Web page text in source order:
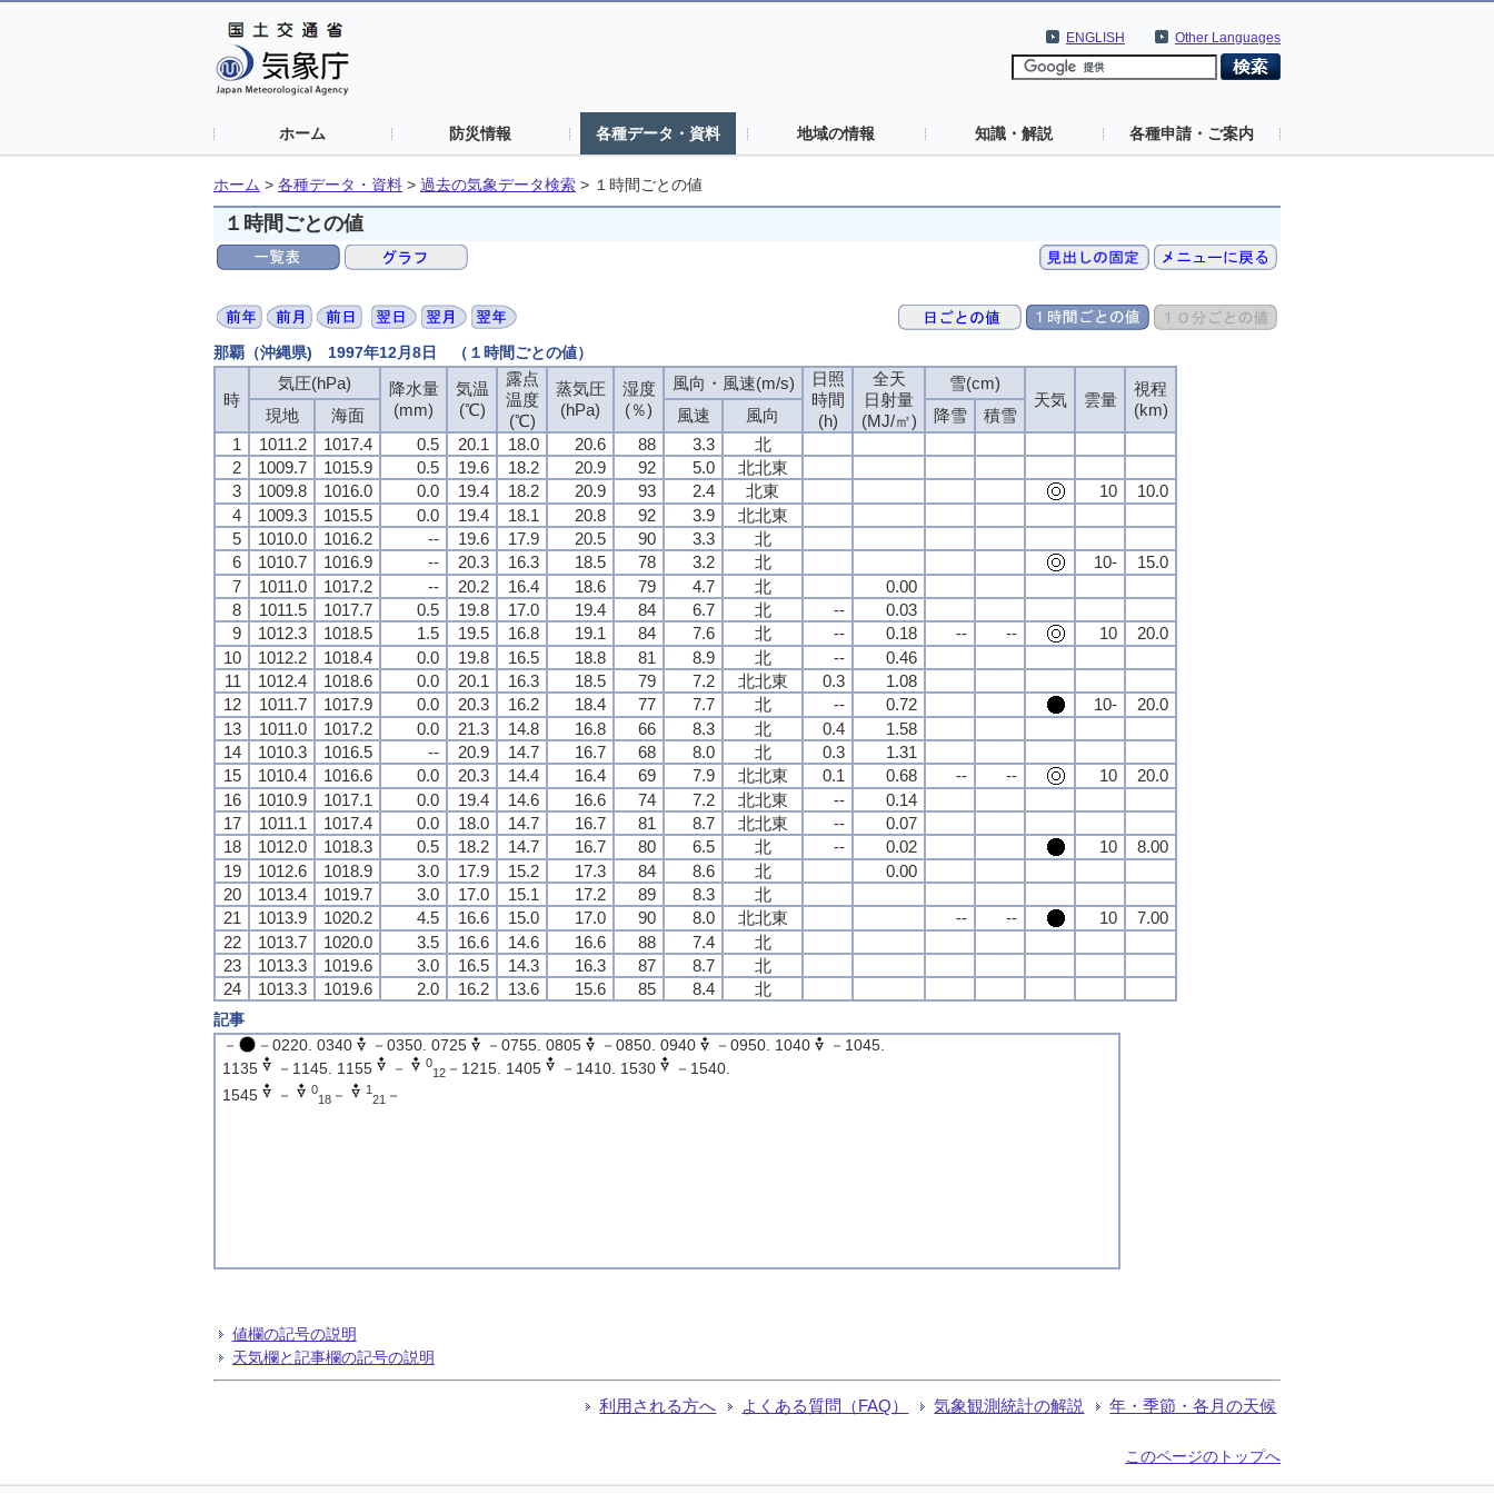
Other Languages
ENGLISH
ホーム 防災情報 各種データ・資料 地域の情報 知識・解説 各種申請・ご案内
ホーム > 各種データ・資料 > 過去の気象データ検索 > １時間ごとの値
１時間ごとの値
那覇（沖縄県) 1997年12月8日 （１時間ごとの値）
時
気圧(hPa)
降水量
(mm)
気温
(℃)
露点
温度
(℃)
蒸気圧
(hPa)
湿度
(％)
風向・風速(m/s)
日照
時間
(h)
全天
日射量
(MJ/㎡)
雪(cm)
天気
雲量
視程
(km)
現地 海面 風速 風向 降雪
積雪
1
1011.2 1017.4 0.5 20.1 18.0 20.6 88 3.3
北
2
1009.7 1015.9 0.5 19.6 18.2 20.9 92 5.0
北北東
3
1009.8 1016.0 0.0 19.4 18.2 20.9 93 2.4 北東 10
10.0
4
1009.3 1015.5 0.0 19.4 18.1 20.8 92 3.9
北北東
5
1010.0 1016.2 -- 19.6 17.9 20.5 90 3.3
北
6
1010.7 1016.9 -- 20.3 16.3 18.5 78 3.2 北 10-
15.0
7
1011.0 1017.2 -- 20.2 16.4 18.6 79 4.7 北
0.00
8
1011.5 1017.7 0.5 19.8 17.0 19.4 84 6.7 北 --
0.03
9
1012.3 1018.5 1.5 19.5 16.8 19.1 84 7.6 北 -- 0.18 -- -- 10
20.0
10
1012.2 1018.4 0.0 19.8 16.5 18.8 81 8.9 北 --
0.46
11
1012.4 1018.6 0.0 20.1 16.3 18.5 79 7.2 北北東 0.3
1.08
12
1011.7 1017.9 0.0 20.3 16.2 18.4 77 7.7 北 -- 0.72 10-
20.0
13
1011.0 1017.2 0.0 21.3 14.8 16.8 66 8.3 北 0.4
1.58
14
1010.3 1016.5 -- 20.9 14.7 16.7 68 8.0 北 0.3
1.31
15
1010.4 1016.6 0.0 20.3 14.4 16.4 69 7.9 北北東 0.1 0.68 -- -- 10
20.0
16
1010.9 1017.1 0.0 19.4 14.6 16.6 74 7.2 北北東 --
0.14
17
1011.1 1017.4 0.0 18.0 14.7 16.7 81 8.7 北北東 --
0.07
18
1012.0 1018.3 0.5 18.2 14.7 16.7 80 6.5 北 -- 0.02 10
8.00
19
1012.6 1018.9 3.0 17.9 15.2 17.3 84 8.6 北
0.00
20
1013.4 1019.7 3.0 17.0 15.1 17.2 89 8.3
北
21
1013.9 1020.2 4.5 16.6 15.0 17.0 90 8.0 北北東 -- -- 10
7.00
22
1013.7 1020.0 3.5 16.6 14.6 16.6 88 7.4
北
23
1013.3 1019.6 3.0 16.5 14.3 16.3 87 8.7
北
24
1013.3 1019.6 2.0 16.2 13.6 15.6 85 8.4 北
記事
－
－0220. 0340 －0350. 0725 －0755. 0805 －0850. 0940 －0950. 1040
－1045.
1135
－1145. 1155 － 0
12－1215. 1405 －1410. 1530
－1540.
1545
－ 0
18－ 1
21 －
値欄の記号の説明
天気欄と記事欄の記号の説明
利用される方へ よくある質問（FAQ） 気象観測統計の解説 年・季節・各月の天候
このページのトップへ